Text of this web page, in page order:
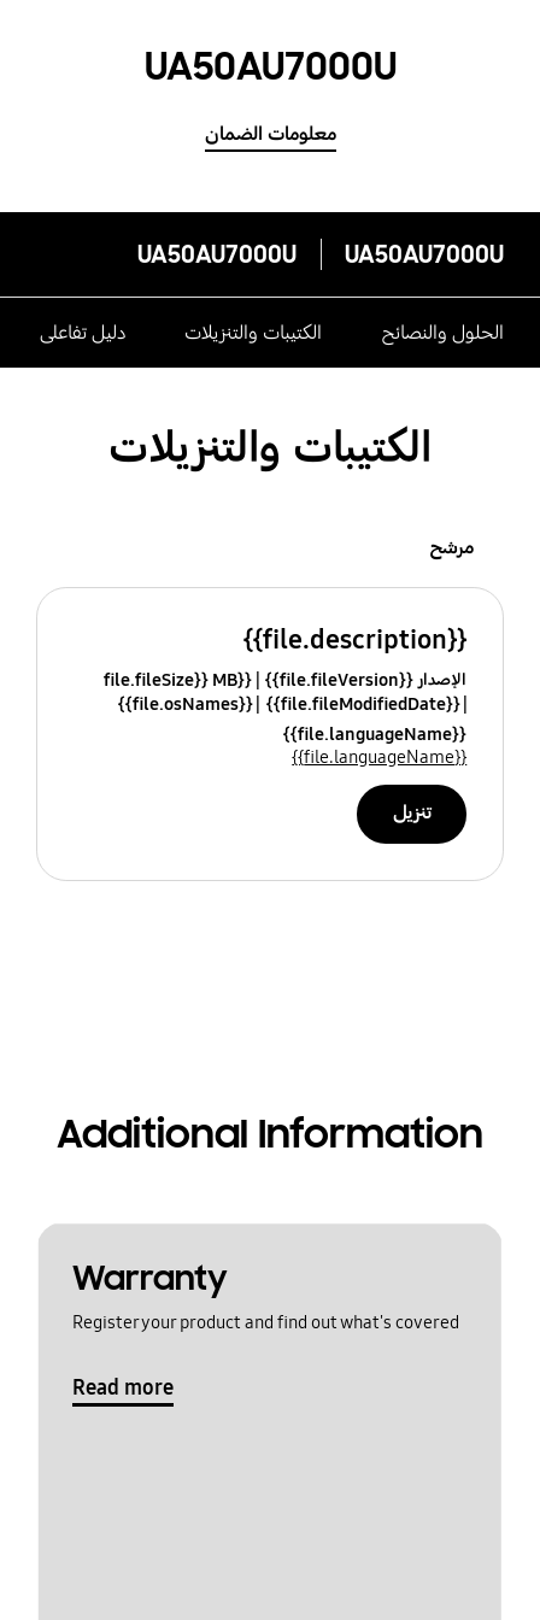
UA50AU7000U
معلومات الضمان
UA50AU7000U
UA50AU7000U
الحلول والنصائح الكتيبات والتنزيلات دليل تفاعلى
الكتيبات والتنزيلات
مرشح
{{file.description}}
الإصدار {{file.fileVersion}}
{{file.fileSize}} MB
{{file.fileModifiedDate}}
{{file.osNames}}
{{file.languageName}}
{{file.languageName}}
تنزيل
Additional Information
Warranty
Register your product and find out what's covered
Read more